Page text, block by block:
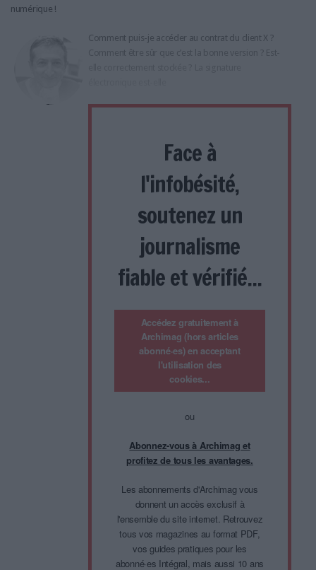
numérique !
Comment puis-je accéder au contrat du client X ?
Comment être sûr que c’est la bonne version ? Est-
Face à
l'infobésité,
soutenez un
journalisme
fiable et vérifié...
Accédez gratuitement à
Archimag (hors articles
abonné·es) en acceptant
l'utilisation des
cookies...
ou
Abonnez-vous à Archimag et
profitez de tous les avantages.
Les abonnements d'Archimag vous
donnent un accès exclusif à
l'ensemble du site internet. Retrouvez
tous vos magazines au format PDF,
vos guides pratiques pour les
abonné·es Intégral, mais aussi 10 ans